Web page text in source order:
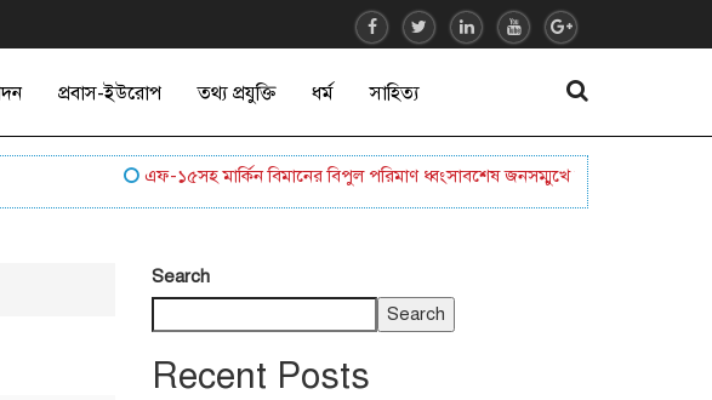
প্রবাস-ইউরোপ তথ্য প্রযুক্তি ধর্ম সাহিত্য
এফ-১৫সহ মার্কিন বিমানের বিপুল পরিমাণ ধ্বংসাবশেষ জনসম্মুখে আনল ইরান
Search
Search
Recent Posts